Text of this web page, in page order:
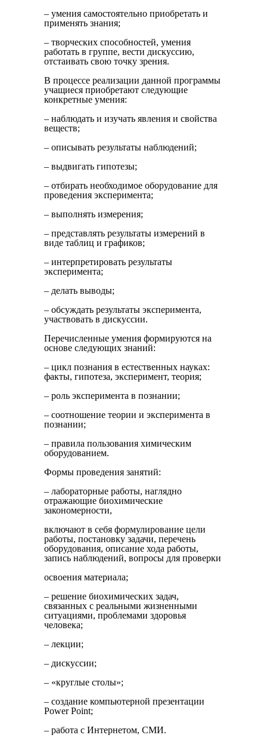
– умения самостоятельно приобретать и
применять знания;
– творческих способностей, умения
работать в группе, вести дискуссию,
отстаивать свою точку зрения.
В процессе реализации данной программы
учащиеся приобретают следующие
конкретные умения:
– наблюдать и изучать явления и свойства
веществ;
– описывать результаты наблюдений;
– выдвигать гипотезы;
– отбирать необходимое оборудование для
проведения эксперимента;
– выполнять измерения;
– представлять результаты измерений в
виде таблиц и графиков;
– интерпретировать результаты
эксперимента;
– делать выводы;
– обсуждать результаты эксперимента,
участвовать в дискуссии.
Перечисленные умения формируются на
основе следующих знаний:
– цикл познания в естественных науках:
факты, гипотеза, эксперимент, теория;
– роль эксперимента в познании;
– соотношение теории и эксперимента в
познании;
– правила пользования химическим
оборудованием.
Формы проведения занятий:
– лабораторные работы, наглядно
отражающие биохимические
закономерности,
включают в себя формулирование цели
работы, постановку задачи, перечень
оборудования, описание хода работы,
запись наблюдений, вопросы для проверки
освоения материала;
– решение биохимических задач,
связанных с реальными жизненными
ситуациями, проблемами здоровья
человека;
– лекции;
– дискуссии;
– «круглые столы»;
– создание компьютерной презентации
Power Point;
– работа с Интернетом, СМИ.